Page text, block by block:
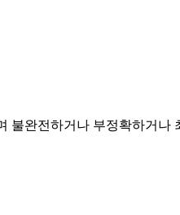
불완전하거나 부정확하거나